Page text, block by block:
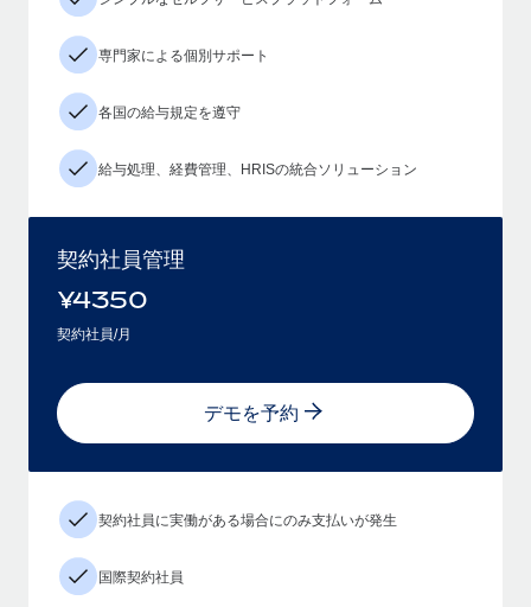
専門家による個別サポート
各国の給与規定を遵守
給与処理、経費管理、HRISの統合ソリューション
契約社員管理
¥4350
契約社員/月
デモを予約
契約社員に実働がある場合にのみ支払いが発生
国際契約社員